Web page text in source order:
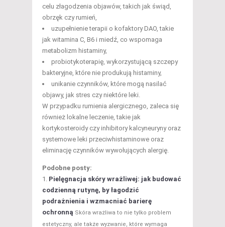
celu złagodzenia objawów, takich jak świąd,
obrzęk czy rumień,
uzupełnienie terapii o kofaktory DAO, takie
jak witamina C, B6 i miedź, co wspomaga
metabolizm histaminy,
probiotykoterapię, wykorzystującą szczepy
bakteryjne, które nie produkują histaminy,
unikanie czynników, które mogą nasilać
objawy, jak stres czy niektóre leki.
W przypadku rumienia alergicznego, zaleca się
również lokalne leczenie, takie jak
kortykosteroidy czy inhibitory kalcyneuryny oraz
systemowe leki przeciwhistaminowe oraz
eliminację czynników wywołujących alergię.
Podobne posty:
Pielęgnacja skóry wrażliwej: jak budować
codzienną rutynę, by łagodzić
podrażnienia i wzmacniać barierę
ochronną Skóra wrażliwa to nie tylko problem
estetyczny, ale także wyzwanie, które wymaga